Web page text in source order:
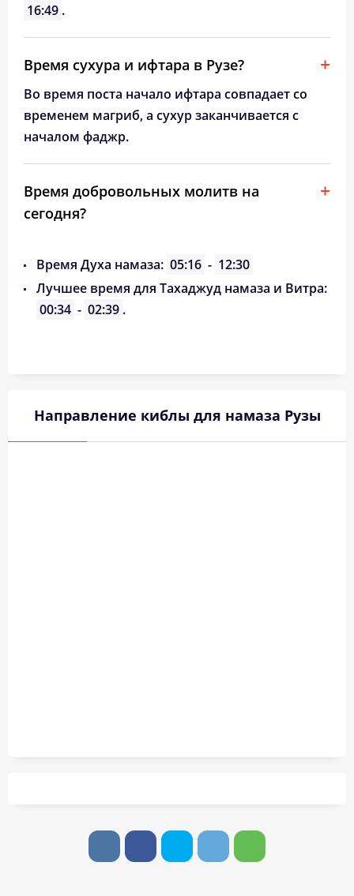
16:49 .
Время сухура и ифтара в Рузе?
Во время поста начало ифтара совпадает со
временем магриб, а сухур заканчивается с
началом фаджр.
Время добровольных молитв на
сегодня?
Время Духа намаза: 05:16 - 12:30
Лучшее время для Тахаджуд намаза и Витра:
00:34 - 02:39 .
Направление киблы для намаза Рузы